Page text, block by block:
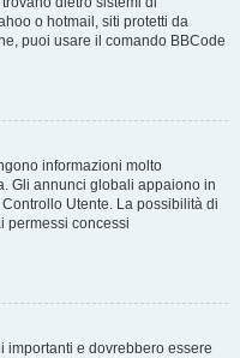
o hotmail, siti protetti da
puoi usare il comando BBCode
informazioni molto
Gli annunci globali appaiono in
Utente. La possibilità di
permessi concessi
importanti e dovrebbero essere